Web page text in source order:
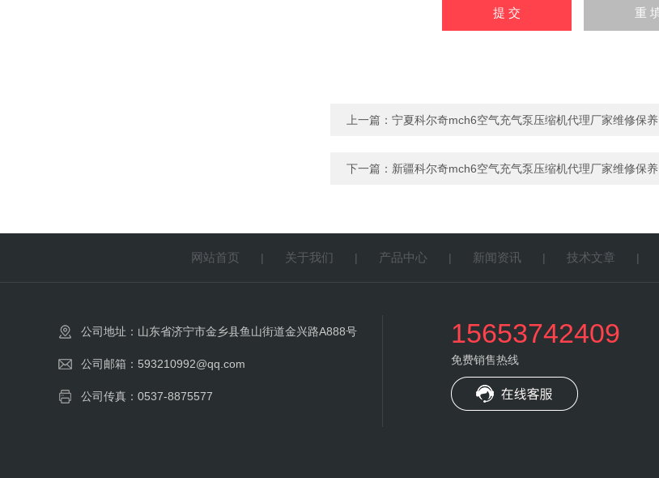
上一篇： 宁夏科尔奇mch6空气充气泵压缩机代理厂家维修保养
下一篇： 新疆科尔奇mch6空气充气泵压缩机代理厂家维修保养
网站首页 | 关于我们 | 产品中心 | 新闻资讯 | 技术文章 |
公司地址：山东省济宁市金乡县鱼山街道金兴路A888号
公司邮箱：593210992@qq.com
公司传真：0537-8875577
15653742409
免费销售热线